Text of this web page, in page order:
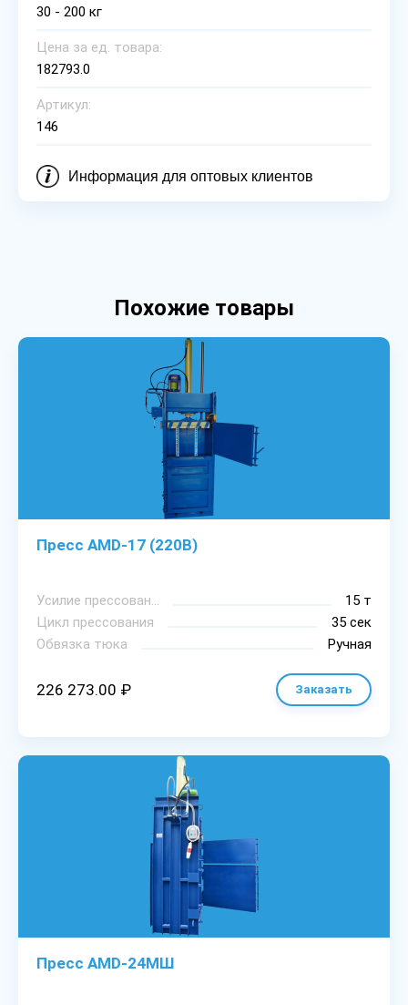
30 - 200 кг
Цена за ед. товара:
182793.0
Артикул:
146
Информация для оптовых клиентов
Похожие товары
Пресс AMD-17 (220В)
Уcилиe пpeccoвaния
15 т
Цикл пpeccoвaния
35 сек
Oбвязкa тюкa
Ручная
226 273.00 ₽ Заказать
Пресс AMD-24МШ